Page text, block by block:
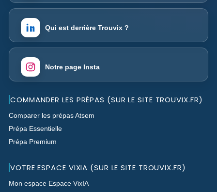
Qui est derrière Trouvix ?
Notre page Insta
COMMANDER LES PRÉPAS (SUR LE SITE TROUVIX.FR)
Comparer les prépas Atsem
Prépa Essentielle
Prépa Premium
VOTRE ESPACE VIXIA (SUR LE SITE TROUVIX.FR)
Mon espace Espace VixIA